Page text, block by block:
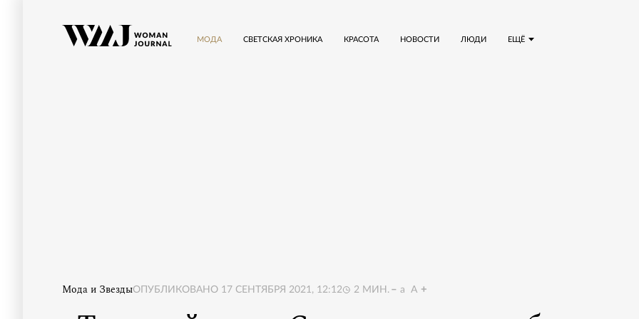
ЕЩЁ
МОДА СВЕТСКАЯ ХРОНИКА КРАСОТА НОВОСТИ ЛЮДИ
Мода и ЗвездыОПУБЛИКОВАНО 17 СЕНТЯБРЯ 2021, 12:12 2 МИН. a A